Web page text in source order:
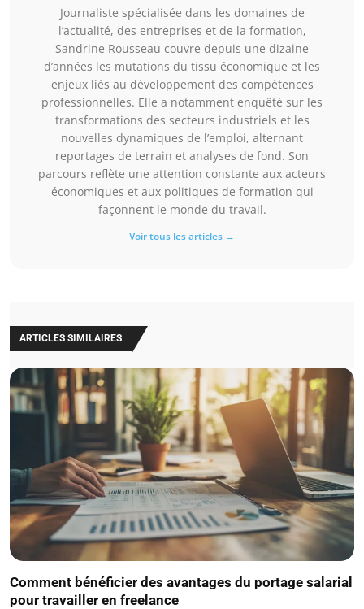
Journaliste spécialisée dans les domaines de
l’actualité, des entreprises et de la formation,
Sandrine Rousseau couvre depuis une dizaine
d’années les mutations du tissu économique et les
enjeux liés au développement des compétences
professionnelles. Elle a notamment enquêté sur les
transformations des secteurs industriels et les
nouvelles dynamiques de l’emploi, alternant
reportages de terrain et analyses de fond. Son
parcours reflète une attention constante aux acteurs
économiques et aux politiques de formation qui
façonnent le monde du travail.
Voir tous les articles →
ARTICLES SIMILAIRES
Comment bénéficier des avantages du portage salarial
pour travailler en freelance